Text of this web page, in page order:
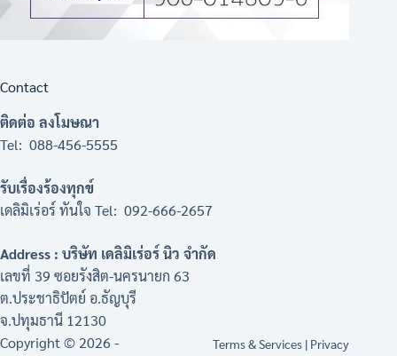
Contact
ติดต่อ ลงโมษณา
Tel: 088-456-5555
รับเรื่องร้องทุกข์
เดลิมิเร่อร์ ทันใจ Tel: 092-666-2657
Address : บริษัท เดลิมิเร่อร์ นิว จำกัด
เลขที่ 39 ซอยรังสิต-นครนายก 63
ต.ประชาธิปัตย์ อ.ธัญบุรี
จ.ปทุมธานี 12130
Copyright © 2026 -
Terms & Services | Privacy